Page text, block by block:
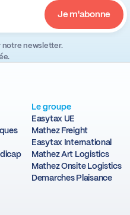
newsletter.
Le groupe
Easytax UE
Mathez Freight
Easytax International
Mathez Art Logistics
Mathez Onsite Logistics
Demarches Plaisance